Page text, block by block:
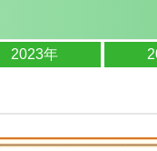
2023年